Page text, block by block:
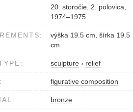
20. storočie, 2. polovica,
1974–1975
výška 19.5 cm, šírka 19.5
cm
sculpture › relief
figurative composition
bronze